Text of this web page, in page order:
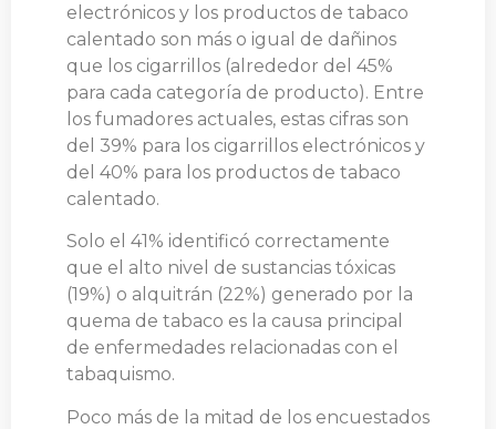
electrónicos y los productos de tabaco
calentado son más o igual de dañinos
que los cigarrillos (alrededor del 45%
para cada categoría de producto). Entre
los fumadores actuales, estas cifras son
del 39% para los cigarrillos electrónicos y
del 40% para los productos de tabaco
calentado.
Solo el 41% identificó correctamente
que el alto nivel de sustancias tóxicas
(19%) o alquitrán (22%) generado por la
quema de tabaco es la causa principal
de enfermedades relacionadas con el
tabaquismo.
Poco más de la mitad de los encuestados